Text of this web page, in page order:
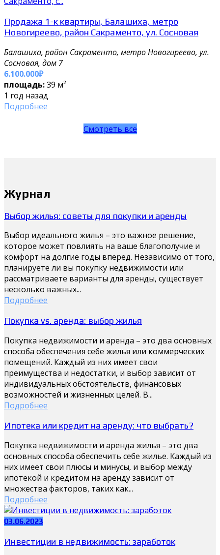
Продажа 1-к квартиры, Балашиха, метро
Новогиреево, район Сакраменто, ул. Сосновая
Балашиха, район Сакраменто, метро Новогиреево, ул.
Сосновая, дом 7
6.100.000₽
площадь:39 м²
1 год назад
Подробнее
Смотреть все
Журнал
Выбор жилья: советы для покупки и аренды
Выбор идеального жилья – это важное решение,
которое может повлиять на ваше благополучие и
комфорт на долгие годы вперед. Независимо от того,
планируете ли вы покупку недвижимости или
рассматриваете варианты для аренды, существует
несколько важных...
Подробнее
Покупка vs. аренда: выбор жилья
Покупка недвижимости и аренда – это два основных
способа обеспечения себе жилья или коммерческих
помещений. Каждый из них имеет свои
преимущества и недостатки, и выбор зависит от
индивидуальных обстоятельств, финансовых
возможностей и жизненных целей. В...
Подробнее
Ипотека или кредит на аренду: что выбрать?
Покупка недвижимости и аренда жилья – это два
основных способа обеспечить себе жилье. Каждый из
них имеет свои плюсы и минусы, и выбор между
ипотекой и кредитом на аренду зависит от
множества факторов, таких как...
Подробнее
03.06.2023
Инвестиции в недвижимость: заработок